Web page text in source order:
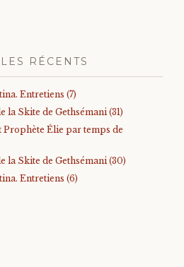
RÉCENTS
Entretiens (7)
la Skite de Gethsémani (31)
Prophète Élie par temps de
la Skite de Gethsémani (30)
Entretiens (6)